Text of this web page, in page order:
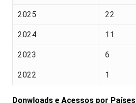
2025 22
2024 11
2023 6
2022 1
Donwloads e Acessos por Países